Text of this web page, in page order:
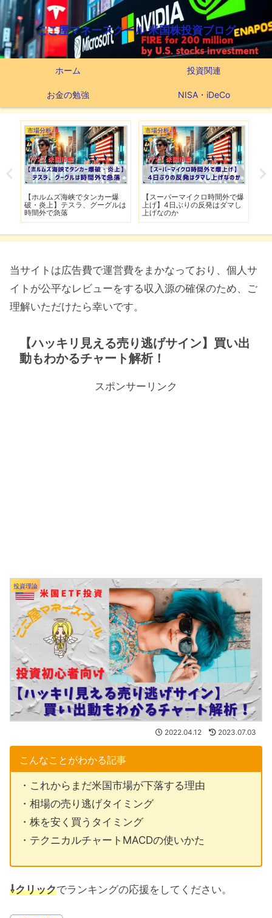
ここ屋マネースクール 米国株投資ブログ
ホーム 投資関連
お金の勉強 NISA・iDeCo
市場分析
【ホルムズ海峡でタンカー爆
破・炎上】テスラ、グーグルは
時間外で急落
市場分析
【スーパーマイクロ時間外で爆
上げ】4日ぶりの反発はダマし
上げなのか
当サイトは広告費で運営費をまかなっており、個人サ
イトが公平なレビューをする収入源の確保のため、ご
理解いただけたら幸いです。
【ハッキリ見える売り逃げサイン】買い出
動もわかるチャート解析！
スポンサーリンク
投資理論
2022.04.12 2023.07.03
こんなことがわかる記事
・これからまだ米国市場が下落する理由
・相場の売り逃げタイミング
・株を安く買うタイミング
・テクニカルチャートMACDの使いかた
⇩クリックでランキングの応援をしてください。